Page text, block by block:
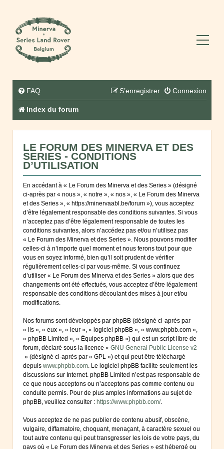
FAQ Connexion
S’enregistrer
Index du forum
LE FORUM DES MINERVA ET DES
SERIES - CONDITIONS
D’UTILISATION
En accédant à « Le Forum des Minerva et des Series » (désigné
ci-après par « nous », « notre », « nos », « Le Forum des Minerva
et des Series », « https://minervaabl.be/forum »), vous acceptez
d’être légalement responsable des conditions suivantes. Si vous
n’acceptez pas d’être légalement responsable de toutes les
conditions suivantes, alors n’accédez pas et/ou n’utilisez pas
« Le Forum des Minerva et des Series ». Nous pouvons modifier
celles-ci à n’importe quel moment et nous ferons tout pour que
vous en soyez informé, bien qu’il soit prudent de vérifier
régulièrement celles-ci par vous-même. Si vous continuez
d’utiliser « Le Forum des Minerva et des Series » alors que des
changements ont été effectués, vous acceptez d’être légalement
responsable des conditions découlant des mises à jour et/ou
modifications.
Nos forums sont développés par phpBB (désigné ci-après par
« ils », « eux », « leur », « logiciel phpBB », « www.phpbb.com »,
« phpBB Limited », « Équipes phpBB ») qui est un script libre de
forum, déclaré sous la licence « GNU General Public License v2
» (désigné ci-après par « GPL ») et qui peut être téléchargé
depuis www.phpbb.com. Le logiciel phpBB facilite seulement les
discussions sur Internet. phpBB Limited n’est pas responsable de
ce que nous acceptons ou n’acceptons pas comme contenu ou
conduite permis. Pour de plus amples informations au sujet de
phpBB, veuillez consulter : https://www.phpbb.com/.
Vous acceptez de ne pas publier de contenu abusif, obscène,
vulgaire, diffamatoire, choquant, menaçant, à caractère sexuel ou
tout autre contenu qui peut transgresser les lois de votre pays, du
pays où « Le Forum des Minerva et des Series » est hébergé ou